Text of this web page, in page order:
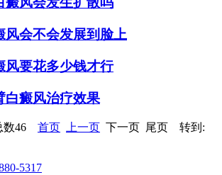
风会不会发展到脸上
风要花多少钱才行
白癜风治疗效果
数46 首页 上一页 下一页 尾页 转到:
5317